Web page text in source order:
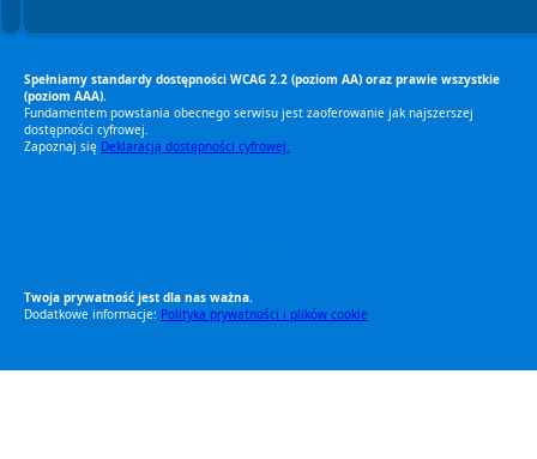
Spełniamy standardy dostępności WCAG 2.2 (poziom AA) oraz prawie wszystkie
(poziom AAA).
Fundamentem powstania obecnego serwisu jest zaoferowanie jak najszerszej
dostępności cyfrowej.
Zapoznaj się Deklaracją dostępności cyfrowej.
Twoja prywatność jest dla nas ważna.
Dodatkowe informacje: Polityka prywatności i plików cookie